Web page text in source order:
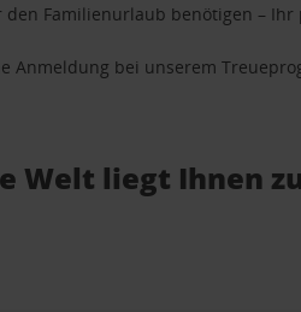
Familienurlaub benötigen –
Anmeldung bei unserem
Welt liegt Ihnen